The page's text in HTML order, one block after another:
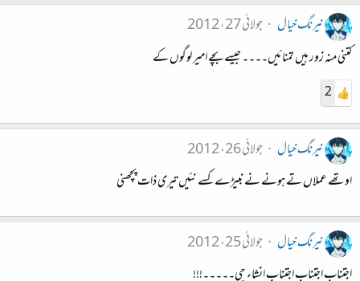
نیرنگ خیال
جولائی 27، 2012
کتنی منہ زور ہیں تمنائیں۔۔۔۔ جیسے بچے امیر لوگوں کے
2
نیرنگ خیال
جولائی 26، 2012
اوتھے عملاں تے ہونے نے نبیڑے کسے نئیں تیری ذات پچھنی
نیرنگ خیال
جولائی 25، 2012
اجتناب اجتناب اجتناب انشاء جی۔۔۔۔۔!!!